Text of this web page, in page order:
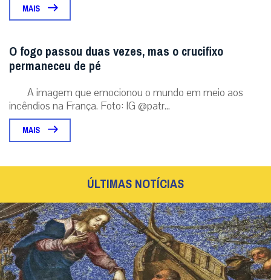
MAIS
O fogo passou duas vezes, mas o crucifixo
permaneceu de pé
A imagem que emocionou o mundo em meio aos
incêndios na França. Foto: IG @patr...
MAIS
ÚLTIMAS NOTÍCIAS